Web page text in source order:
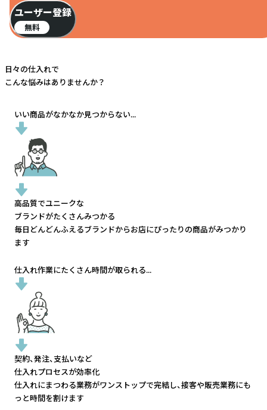
ユーザー登録
無料
日々の仕入れで
こんな悩みはありませんか？
いい商品がなかなか見つからない...
高品質でユニークな
ブランドがたくさんみつかる
毎日どんどんふえるブランドからお店にぴったりの商品がみつかり
ます
仕入れ作業にたくさん時間が取られる...
契約、発注、支払いなど
仕入れプロセスが効率化
仕入れにまつわる業務がワンストップで完結し、接客や販売業務にも
っと時間を割けます